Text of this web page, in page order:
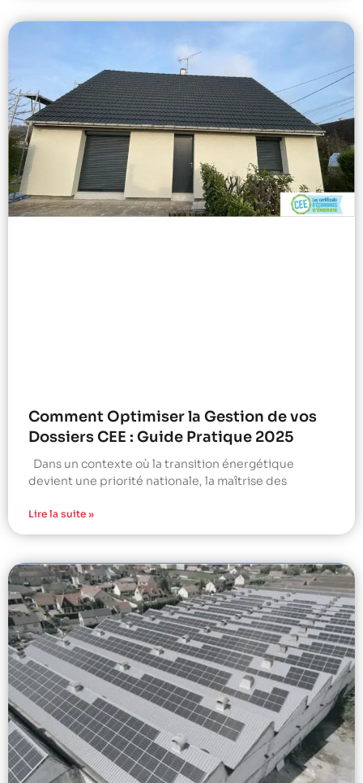
Comment Optimiser la Gestion de vos
Dossiers CEE : Guide Pratique 2025
Dans un contexte où la transition énergétique
devient une priorité nationale, la maîtrise des
Lire la suite »